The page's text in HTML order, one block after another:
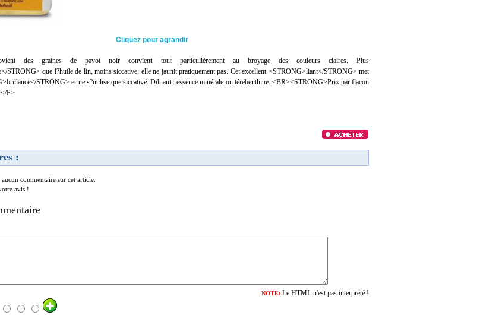
Cliquez pour agrandir
des graines de pavot noir convient tout particulièrement au broyage des couleurs claires. Plus
STRONG> que l?huile de lin, moins siccative, elle ne jaunit pratiquement pas. Cet excellent <STRONG>liant</STRONG> met
STRONG> et ne s?utilise que siccativé. Diluant : essence minérale ou térébenthine. <BR><STRONG>Prix par flacon
P>
:
commentaire sur cet article.
avis !
NOTE: Le HTML n'est pas interprété !